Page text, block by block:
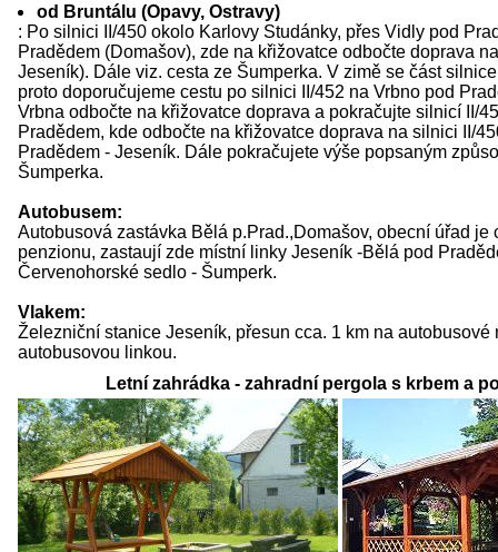
od Bruntálu (Opavy, Ostravy)
: Po silnici II/450 okolo Karlovy Studánky, přes Vidly pod
Pradědem (Domašov), zde na křižovatce odbočte doprava
Jeseník). Dále viz. cesta ze Šumperka. V zimě se část
proto doporučujeme cestu po silnici II/452 na Vrbno pod
Vrbna odbočte na křižovatce doprava a pokračujte silnicí II/
Pradědem, kde odbočte na křižovatce doprava na silnici II/
Pradědem - Jeseník. Dále pokračujete výše popsaným
Šumperka.
Autobusem:
Autobusová zastávka Bělá p.Prad.,Domašov, obecní úřad je
penzionu, zastaují zde místní linky Jeseník -Bělá pod
Červenohorské sedlo - Šumperk.
Vlakem:
Železniční stanice Jeseník, přesun cca. 1 km na autobusové
autobusovou linkou.
Letní zahrádka - zahradní pergola s krbem a